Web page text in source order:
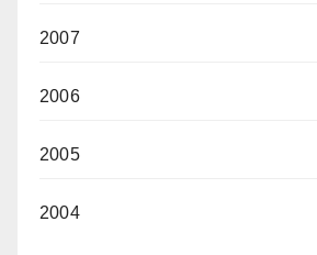
2007
2006
2005
2004